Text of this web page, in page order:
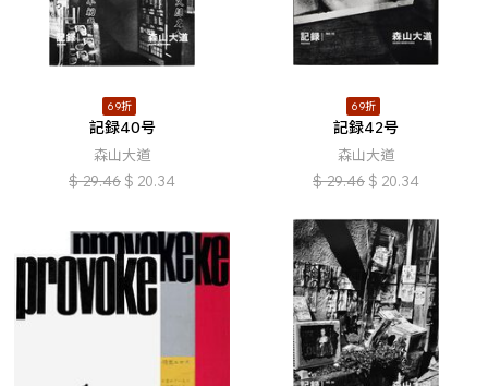
69折
記録40号
森山大道
$ 29.46 $ 20.34
69折
記録42号
森山大道
$ 29.46 $ 20.34